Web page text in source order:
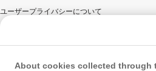
ユーザープライバシーについて
ウェブサイト利用規約
反社会的勢力に対する方針
About cookies collected through